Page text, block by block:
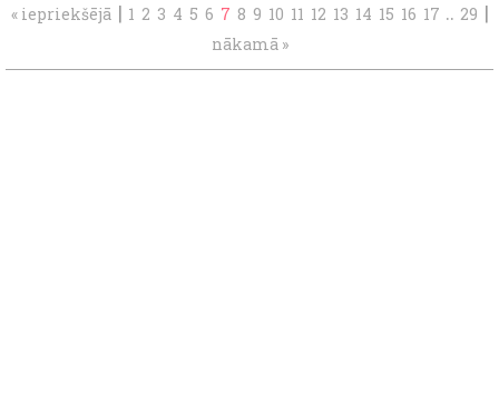
« iepriekšējā | 1 2 3 4 5 6 7 8 9 10 11 12 13 14 15 16 17 .. 29 |
nākamā »